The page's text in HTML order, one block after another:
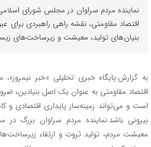
نماینده مردم سراوان در مجلس شورای
اقتصاد مقاومتی، نقشه راهی راهبردی برای
بنیان‌های تولید، معیشت و زیرساخت‌های
به گزارش.پایگاه خبری تحلیلی «خبر
اقتصاد مقاومتی به عنوان یک اصل بنیادین،
است و می‌تواند زمینه‌ساز پایداری اقتصادی و
بیرونی باشد.نماینده مردم سراوان بزرگ
معیشت مردم، تولید ثروت و ارتقاء